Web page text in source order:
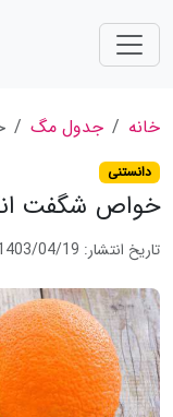
خانه جدول مگ
دانستنی
خواص شگفت
تاریخ انتشار: 1403/04/19